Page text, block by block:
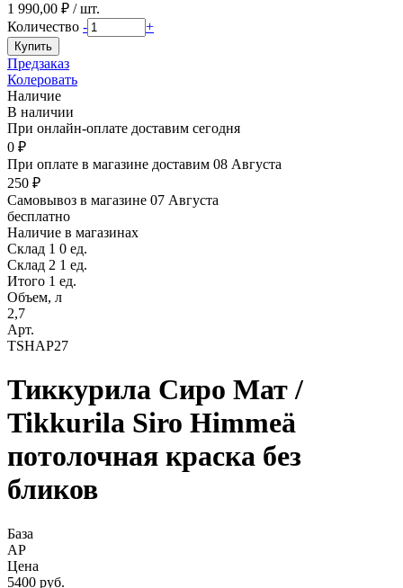
1 990,00 ₽ / шт.
Количество - +
Предзаказ
Колеровать
Наличие
В наличии
При онлайн-оплате доставим сегодня
0 ₽
При оплате в магазине доставим 08 Августа
250 ₽
Самовывоз в магазине 07 Августа
бесплатно
Наличие в магазинах
Склад 1 0 ед.
Склад 2 1 ед.
Итого 1 ед.
Объем, л
2,7
Арт.
TSHAP27
Тиккурила Сиро Мат /
Tikkurila Siro Himmeä
потолочная краска без
бликов
База
AP
Цена
5400 руб.